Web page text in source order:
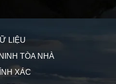
LIỆU
TÒA NHÀ
XÁC